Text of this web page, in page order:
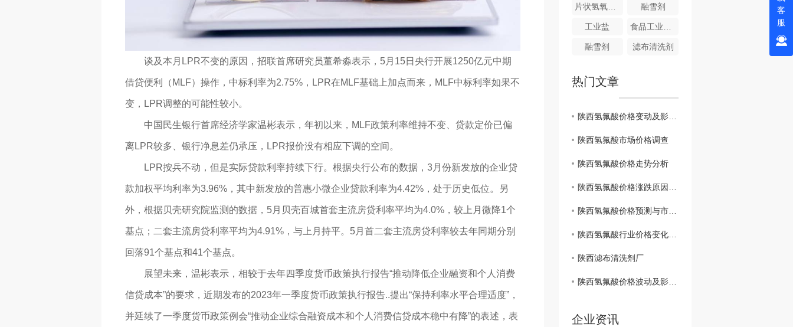
谈及本月LPR不变的原因，招联首席研究员董希淼表示，5月15日央行开展1250亿元中期
借贷便利（MLF）操作，中标利率为2.75%，LPR在MLF基础上加点而来，MLF中标利率如果不
变，LPR调整的可能性较小。
中国民生银行首席经济学家温彬表示，年初以来，MLF政策利率维持不变、贷款定价已偏
离LPR较多、银行净息差仍承压，LPR报价没有相应下调的空间。
LPR按兵不动，但是实际贷款利率持续下行。根据央行公布的数据，3月份新发放的企业贷
款加权平均利率为3.96%，其中新发放的普惠小微企业贷款利率为4.42%，处于历史低位。另
外，根据贝壳研究院监测的数据，5月贝壳百城首套主流房贷利率平均为4.0%，较上月微降1个
基点；二套主流房贷利率平均为4.91%，与上月持平。5月首二套主流房贷利率较去年同期分别
回落91个基点和41个基点。
展望未来，温彬表示，相较于去年四季度货币政策执行报告“推动降低企业融资和个人消费
信贷成本”的要求，近期发布的2023年一季度货币政策执行报告..提出“保持利率水平合理适度”，
并延续了一季度货币政策例会“推动企业综合融资成本和个人消费信贷成本稳中有降”的表述，表
片状氢氧化钠 融雪剂
工业盐 食品工业碱性清洗剂
融雪剂 滤布清洗剂
热门文章
陕西氢氟酸价格变动及影响因素
陕西氢氟酸市场价格调查
陕西氢氟酸价格走势分析
陕西氢氟酸价格涨跌原因分析
陕西氢氟酸价格预测与市场展望
陕西氢氟酸行业价格变化趋势研究
陕西滤布清洗剂厂
陕西氢氟酸价格波动及影响因素解析
企业资讯
客
服